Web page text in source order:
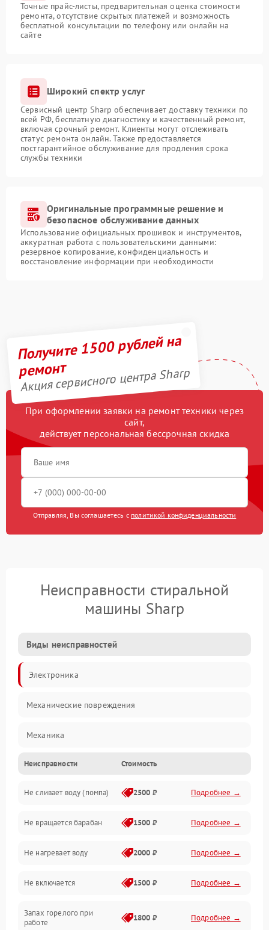
Точные прайс-листы, предварительная оценка стоимости
ремонта, отсутствие скрытых платежей и возможность
бесплатной консультации по телефону или онлайн на
сайте
Широкий спектр услуг
Сервисный центр Sharp обеспечивает доставку техники по
всей РФ, бесплатную диагностику и качественный ремонт,
включая срочный ремонт. Клиенты могут отслеживать
статус ремонта онлайн. Также предоставляется
постгарантийное обслуживание для продления срока
службы техники
Оригинальные программные решение и
безопасное обслуживание данных
Использование официальных прошивок и инструментов,
аккуратная работа с пользовательскими данными:
резервное копирование, конфиденциальность и
восстановление информации при необходимости
Получите 1500 рублей на
ремонт
Акция сервисного центра Sharp
При оформлении заявки на ремонт техники через
сайт,
действует персональная бессрочная скидка
Отправляя, Вы соглашаетесь с политикой конфиденциальности
Неисправности стиральной
машины Sharp
Виды неисправностей
Электроника
Механические повреждения
Механика
Электропитание
Водоснабжение
Слив
Программное обеспечение
Неисправности Стоимость
Не сливает воду (помпа) 2500 ₽ Подробнее →
Не вращается барабан 1500 ₽ Подробнее →
Не нагревает воду 2000 ₽ Подробнее →
Не включается 1500 ₽ Подробнее →
Запах горелого при
работе
1800 ₽ Подробнее →